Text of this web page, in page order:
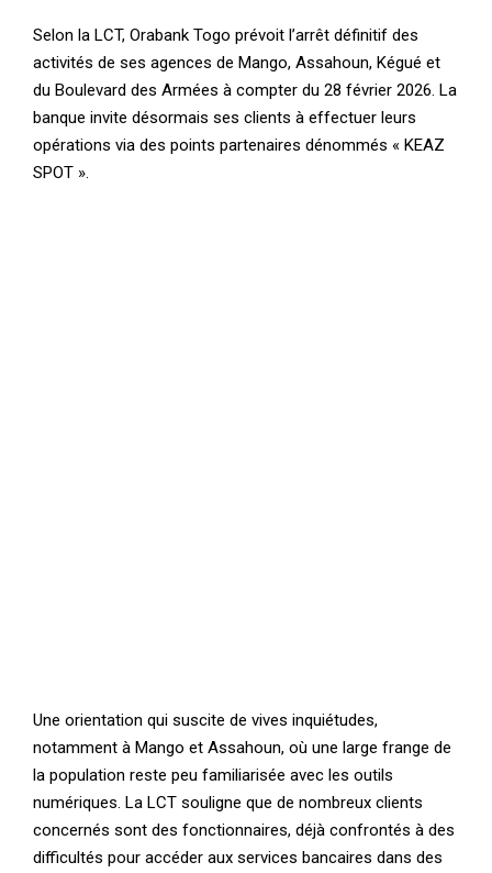
Selon la LCT, Orabank Togo prévoit l’arrêt définitif des
activités de ses agences de Mango, Assahoun, Kégué et
du Boulevard des Armées à compter du 28 février 2026. La
banque invite désormais ses clients à effectuer leurs
opérations via des points partenaires dénommés « KEAZ
SPOT ».
Une orientation qui suscite de vives inquiétudes,
notamment à Mango et Assahoun, où une large frange de
la population reste peu familiarisée avec les outils
numériques. La LCT souligne que de nombreux clients
concernés sont des fonctionnaires, déjà confrontés à des
difficultés pour accéder aux services bancaires dans des